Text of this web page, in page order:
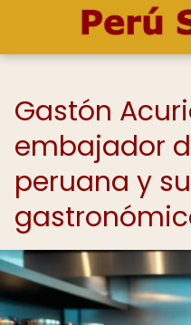
Gastón
embajador
peruana y